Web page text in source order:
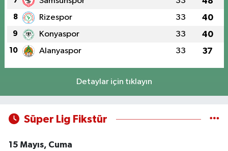
8 Rizespor 33 40
9 Konyaspor 33 40
10 Alanyaspor 33 37
Detaylar için tıklayın
Süper Lig Fikstür
15 Mayıs, Cuma